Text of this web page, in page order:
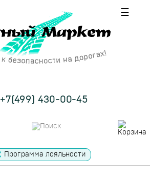
☰
+7(499) 430-00-45
Программа лояльности